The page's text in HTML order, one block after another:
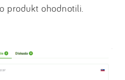
produkt ohodnotili.